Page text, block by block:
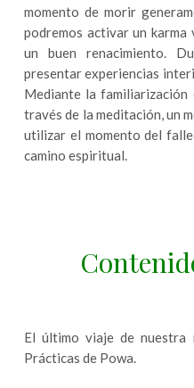
momento de morir
podremos activar un
un buen renacimiento.
presentar experiencias
Mediante la
través de la meditación, un
utilizar el momento del
camino espiritual.
El último viaje de nuestra
Prácticas de Powa.